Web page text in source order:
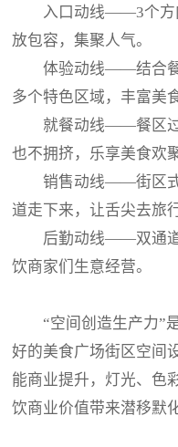
入口动线——3个方
放包容，集聚人气。
体验动线——结合
多个特色区域，丰富美
就餐动线——餐区
也不拥挤，乐享美食欢聚
销售动线——街区
道走下来，让舌尖去旅行
后勤动线——双通
饮商家们生意经营。
“空间创造生产力”
好的美食广场街区空间
能商业提升，灯光、色
饮商业价值带来潜移默